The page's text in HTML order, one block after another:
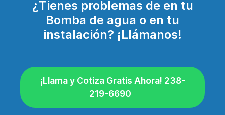
¿Tienes problemas de en tu
Bomba de agua o en tu
instalación? ¡Llámanos!
¡Llama y Cotiza Gratis Ahora! 238-
219-6690